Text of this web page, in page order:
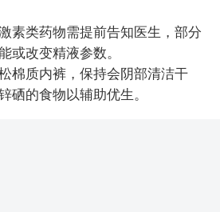
素类药物需提前告知医生，部分
或改变精液参数。
棉质内裤，保持会阴部清洁干
硒的食物以辅助优生。